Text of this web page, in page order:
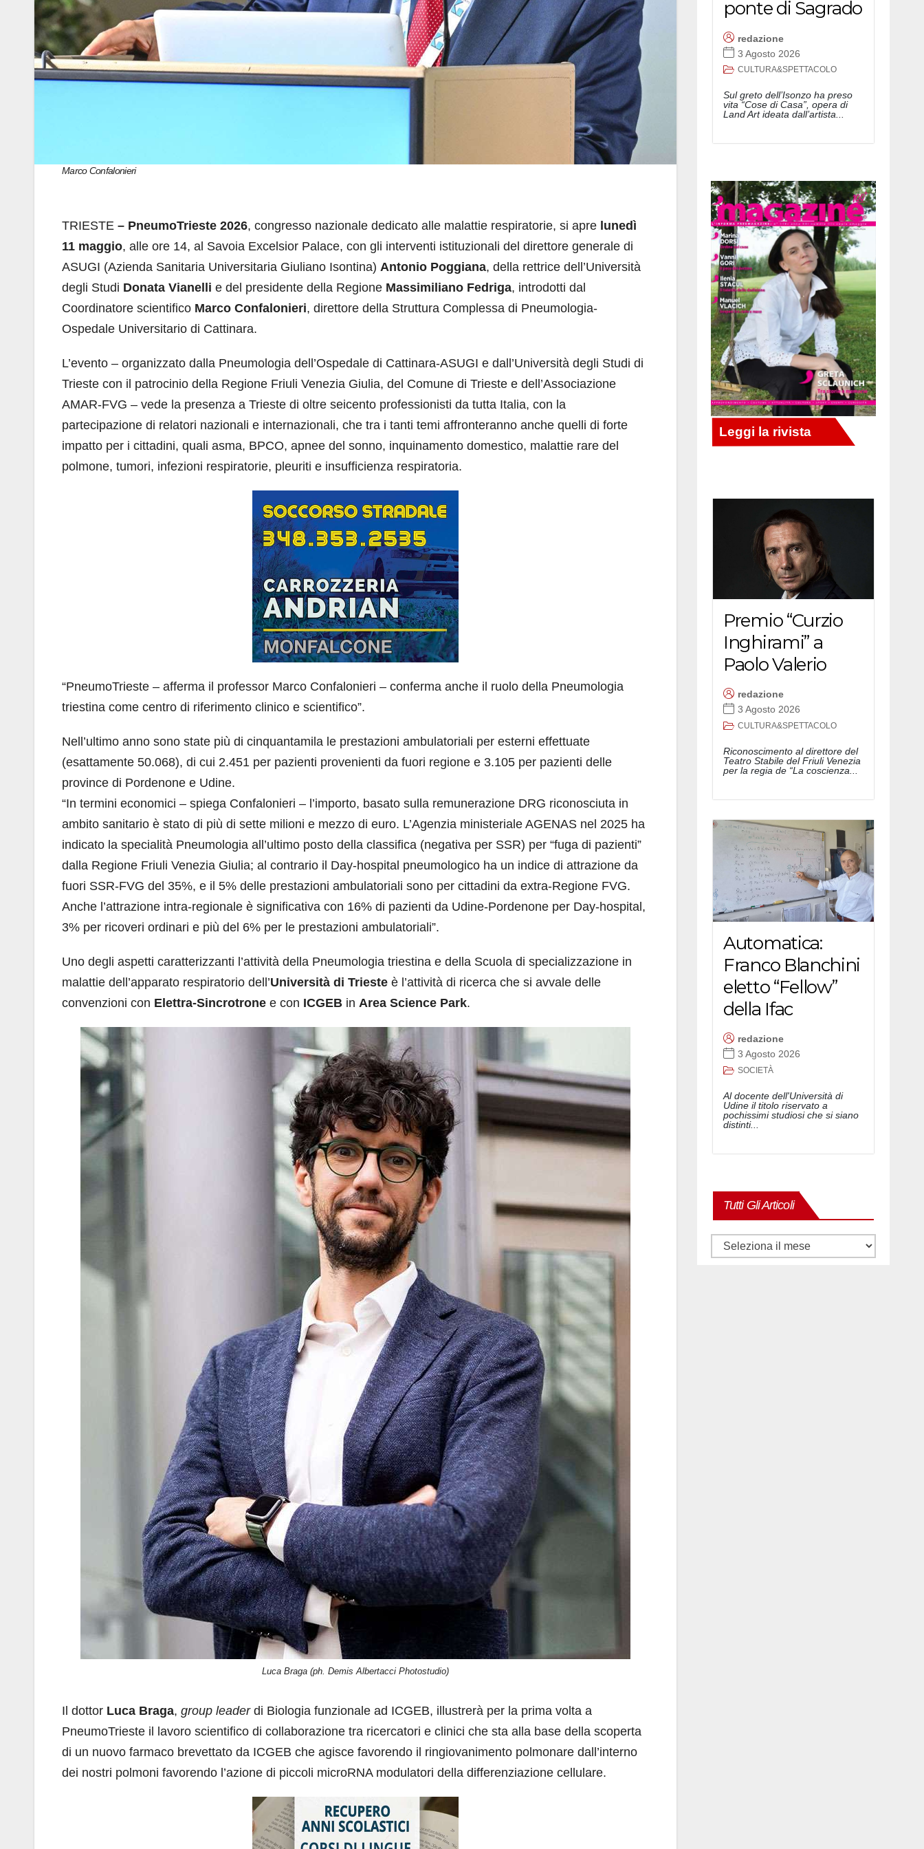
Marco Confalonieri
TRIESTE – PneumoTrieste 2026, congresso nazionale dedicato alle malattie respiratorie, si apre lunedì
11 maggio, alle ore 14, al Savoia Excelsior Palace, con gli interventi istituzionali del direttore generale di
ASUGI (Azienda Sanitaria Universitaria Giuliano Isontina) Antonio Poggiana, della rettrice dell’Università
degli Studi Donata Vianelli e del presidente della Regione Massimiliano Fedriga, introdotti dal
Coordinatore scientifico Marco Confalonieri, direttore della Struttura Complessa di Pneumologia-
Ospedale Universitario di Cattinara.
L’evento – organizzato dalla Pneumologia dell’Ospedale di Cattinara-ASUGI e dall’Università degli Studi di
Trieste con il patrocinio della Regione Friuli Venezia Giulia, del Comune di Trieste e dell’Associazione
AMAR-FVG – vede la presenza a Trieste di oltre seicento professionisti da tutta Italia, con la
partecipazione di relatori nazionali e internazionali, che tra i tanti temi affronteranno anche quelli di forte
impatto per i cittadini, quali asma, BPCO, apnee del sonno, inquinamento domestico, malattie rare del
polmone, tumori, infezioni respiratorie, pleuriti e insufficienza respiratoria.
“PneumoTrieste – afferma il professor Marco Confalonieri – conferma anche il ruolo della Pneumologia
triestina come centro di riferimento clinico e scientifico”.
Nell’ultimo anno sono state più di cinquantamila le prestazioni ambulatoriali per esterni effettuate
(esattamente 50.068), di cui 2.451 per pazienti provenienti da fuori regione e 3.105 per pazienti delle
province di Pordenone e Udine.
“In termini economici – spiega Confalonieri – l’importo, basato sulla remunerazione DRG riconosciuta in
ambito sanitario è stato di più di sette milioni e mezzo di euro. L’Agenzia ministeriale AGENAS nel 2025 ha
indicato la specialità Pneumologia all’ultimo posto della classifica (negativa per SSR) per “fuga di pazienti”
dalla Regione Friuli Venezia Giulia; al contrario il Day-hospital pneumologico ha un indice di attrazione da
fuori SSR-FVG del 35%, e il 5% delle prestazioni ambulatoriali sono per cittadini da extra-Regione FVG.
Anche l’attrazione intra-regionale è significativa con 16% di pazienti da Udine-Pordenone per Day-hospital,
3% per ricoveri ordinari e più del 6% per le prestazioni ambulatoriali”.
Uno degli aspetti caratterizzanti l’attività della Pneumologia triestina e della Scuola di specializzazione in
malattie dell’apparato respiratorio dell’Università di Trieste è l’attività di ricerca che si avvale delle
convenzioni con Elettra-Sincrotrone e con ICGEB in Area Science Park.
Luca Braga (ph. Demis Albertacci Photostudio)
Il dottor Luca Braga, group leaderdi Biologia funzionale ad ICGEB, illustrerà per la prima volta a
PneumoTrieste il lavoro scientifico di collaborazione tra ricercatori e clinici che sta alla base della scoperta
di un nuovo farmaco brevettato da ICGEB che agisce favorendo il ringiovanimento polmonare dall’interno
dei nostri polmoni favorendo l’azione di piccoli microRNA modulatori della differenziazione cellulare.
ponte di Sagrado
redazione
3 Agosto 2026
CULTURA&SPETTACOLO
Sul greto dell’Isonzo ha preso
vita “Cose di Casa”, opera di
Land Art ideata dall’artista...
Premio “Curzio
Inghirami” a
Paolo Valerio
redazione
3 Agosto 2026
CULTURA&SPETTACOLO
Riconoscimento al direttore del
Teatro Stabile del Friuli Venezia
per la regia de “La coscienza...
Automatica:
Franco Blanchini
eletto “Fellow”
della Ifac
redazione
3 Agosto 2026
SOCIETÀ
Al docente dell'Università di
Udine il titolo riservato a
pochissimi studiosi che si siano
distinti...
Tutti Gli Articoli
Tutti